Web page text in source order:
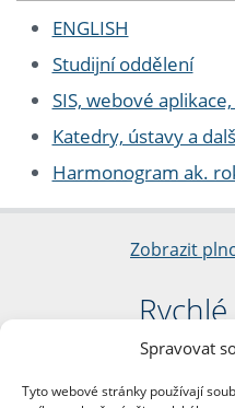
Spravovat
Tyto webové stránky používají
ENGLISH
Studijní oddělení
SIS, webové
Katedry, ústavy a
Harmonogram ak.
Zobrazit
nám.